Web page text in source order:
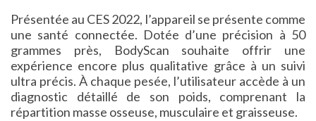
Présentée au CES 2022, l’appareil se présente comme
une santé connectée. Dotée d’une précision à 50
grammes près, BodyScan souhaite offrir une
expérience encore plus qualitative grâce à un suivi
ultra précis. À chaque pesée, l’utilisateur accède à un
diagnostic détaillé de son poids, comprenant la
répartition masse osseuse, musculaire et graisseuse.